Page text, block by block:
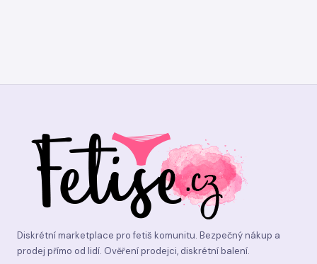
Diskrétní marketplace pro fetiš komunitu. Bezpečný nákup a
prodej přímo od lidí. Ověření prodejci, diskrétní balení.